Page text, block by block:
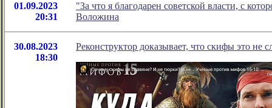
01.09.2023
20:31
"За что я благодарен советской власти, с
Воложина
30.08.2023
18:30
Реконструктор доказывает, что скифы это не